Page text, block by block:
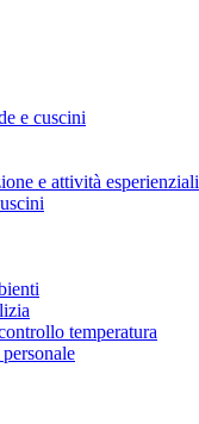
e cuscini
e attività esperienziali
temperatura